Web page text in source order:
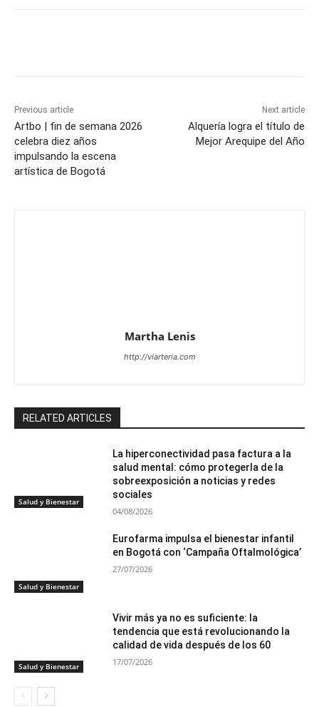
Previous article
Artbo | fin de semana 2026
celebra diez años
impulsando la escena
artística de Bogotá
Next article
Alquería logra el título de
Mejor Arequipe del Año
Martha Lenis
http://viarteria.com
RELATED ARTICLES
Salud y Bienestar
La hiperconectividad pasa factura a la
salud mental: cómo protegerla de la
sobreexposición a noticias y redes
sociales
04/08/2026
Salud y Bienestar
Eurofarma impulsa el bienestar infantil
en Bogotá con ‘Campaña Oftalmológica’
27/07/2026
Salud y Bienestar
Vivir más ya no es suficiente: la
tendencia que está revolucionando la
calidad de vida después de los 60
17/07/2026